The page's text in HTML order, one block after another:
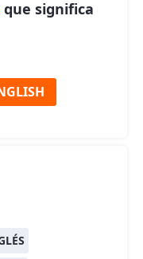
que significa